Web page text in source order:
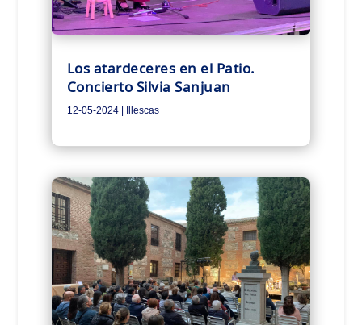
Los atardeceres en el Patio.
Concierto Silvia Sanjuan
12-05-2024| Illescas